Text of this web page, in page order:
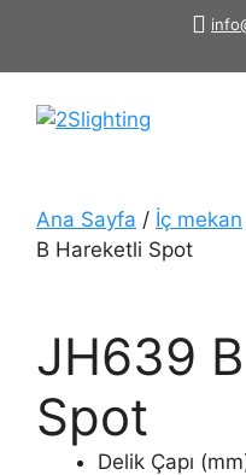
Ana Sayfa / İç mekan
B Hareketli Spot
JH639
Spot
Delik Çapı